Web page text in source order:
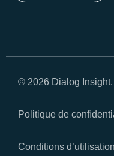
© 2026 Dialog
Politique de
Conditions d’utilisation